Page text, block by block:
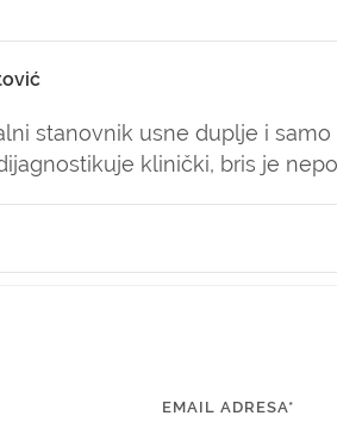
stanovnik usne duplje i samo
klinički, bris je
EMAIL ADRESA*